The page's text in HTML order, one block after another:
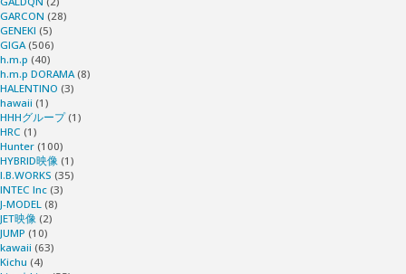
GARCON (28)
GENEKI (5)
GIGA(506)
h.m.p (40)
h.m.p DORAMA(8)
HALENTINO (3)
hawaii (1)
HHHグループ(1)
HRC (1)
Hunter (100)
HYBRID映像 (1)
I.B.WORKS (35)
INTEC Inc (3)
J-MODEL (8)
JET映像 (2)
JUMP (10)
kawaii (63)
Kichu (4)